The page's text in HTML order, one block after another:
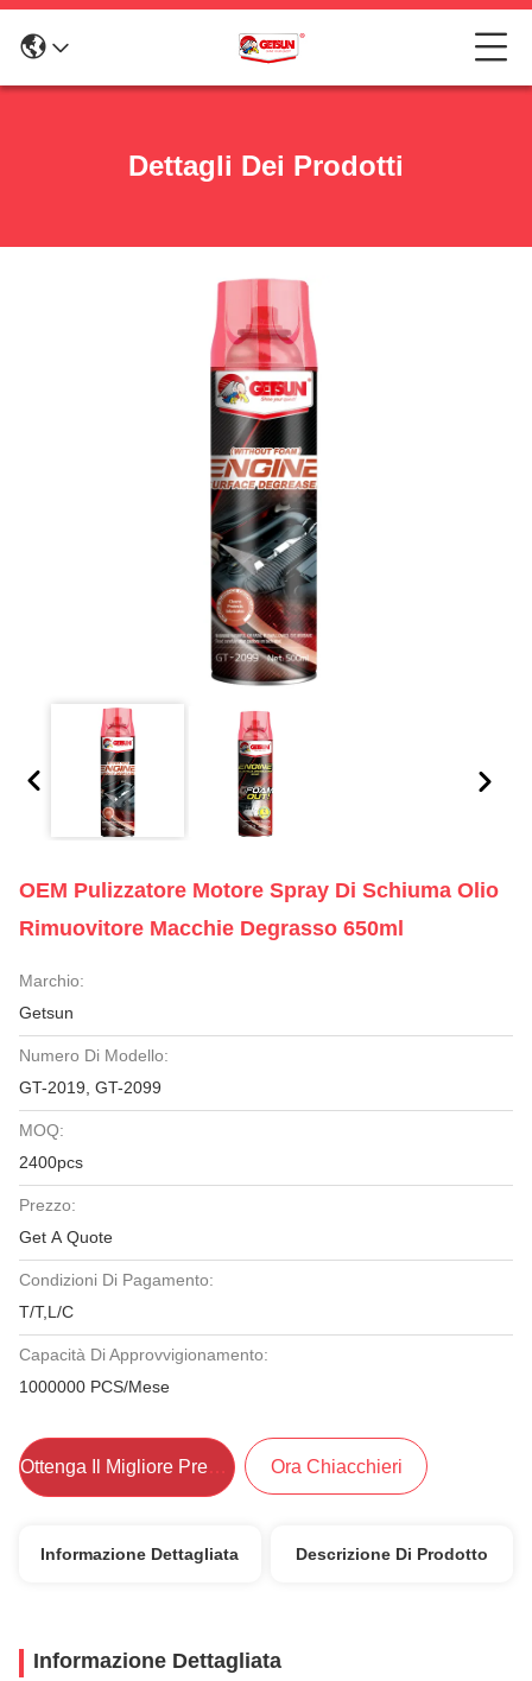
Dettagli Dei Prodotti
OEM Pulizzatore Motore Spray Di Schiuma Olio
Rimuovitore Macchie Degrasso 650ml
Marchio:
Getsun
Numero Di Modello:
GT-2019, GT-2099
MOQ:
2400pcs
Prezzo:
Get A Quote
Condizioni Di Pagamento:
T/T,L/C
Capacità Di Approvvigionamento:
1000000 PCS/Mese
Ottenga Il Migliore Prezzo Ora Chiacchieri
Informazione Dettagliata Descrizione Di Prodotto
Informazione Dettagliata